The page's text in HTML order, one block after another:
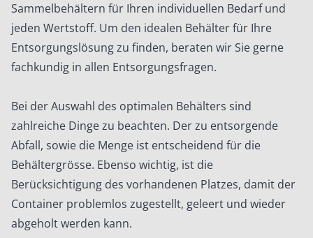
Sammelbehältern für Ihren individuellen Bedarf und
jeden Wertstoff. Um den idealen Behälter für Ihre
Entsorgungslösung zu finden, beraten wir Sie gerne
fachkundig in allen Entsorgungsfragen.
Bei der Auswahl des optimalen Behälters sind
zahlreiche Dinge zu beachten. Der zu entsorgende
Abfall, sowie die Menge ist entscheidend für die
Behältergrösse. Ebenso wichtig, ist die
Berücksichtigung des vorhandenen Platzes, damit der
Container problemlos zugestellt, geleert und wieder
abgeholt werden kann.